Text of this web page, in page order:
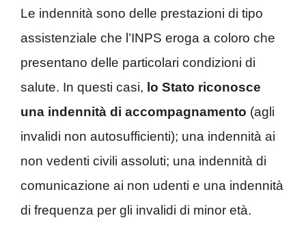
Le indennità sono delle prestazioni di tipo
assistenziale che l’INPS eroga a coloro che
presentano delle particolari condizioni di
salute. In questi casi, lo Stato riconosce
una indennità di accompagnamento (agli
invalidi non autosufficienti); una indennità ai
non vedenti civili assoluti; una indennità di
comunicazione ai non udenti e una indennità
di frequenza per gli invalidi di minor età.